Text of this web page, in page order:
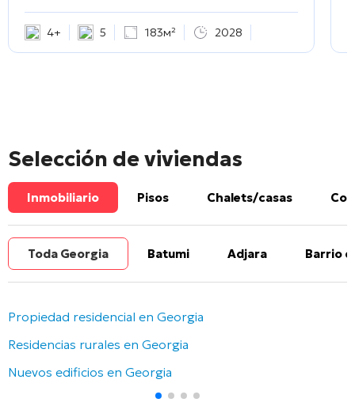
4+ 5 183м² 2028
Selección de viviendas
Inmobiliario Pisos Chalets/casas
Toda Georgia Batumi Adjara Barrio
Propiedad residencial en Georgia
Residencias rurales en Georgia
Nuevos edificios en Georgia